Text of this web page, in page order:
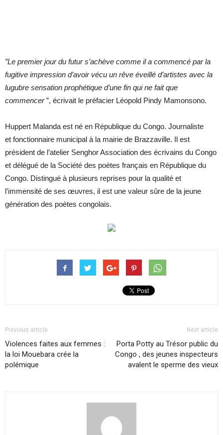
”Le premier jour du futurs’achève comme il a commencé par la
fugitive impression d’avoir vécu un rêve éveillé d’artistes avec la
lugubre sensation prophétique d’une fin qui ne fait que
commencer”, écrivait le préfacier Léopold Pindy Mamonsono.
Huppert Malanda est né en République du Congo. Journaliste
et fonctionnaire municipal à la mairie de Brazzaville. Il est
président de l’atelier Senghor Association des écrivains du Congo
et délégué de la Société des poètes français en République du
Congo. Distingué à plusieurs reprises pour la qualité et
l’immensité de ses œuvres, il est une valeur sûre de la jeune
génération des poètes congolais.
Previous article
Violences faites aux femmes :
la loi Mouebara ​crée la
polémique
Next article
Porta Potty au Trésor public du
Congo , des jeunes inspecteurs
avalent le sperme des vieux